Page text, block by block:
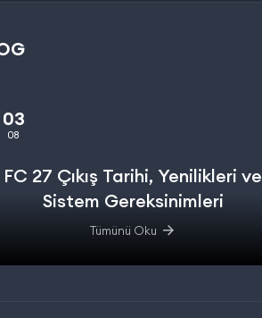
03
08
FC 27 Çıkış Tarihi, Yenilikleri ve
Sistem Gereksinimleri
Tümünü Oku